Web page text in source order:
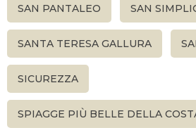
SAN PANTALEO SAN
SANTA TERESA GALLURA
SICUREZZA
SPIAGGE PIÙ BELLE DELLA